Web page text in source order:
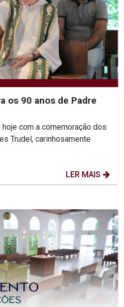
os 90 anos de Padre
com a comemoração dos
Trudel, carinhosamente
LER MAIS